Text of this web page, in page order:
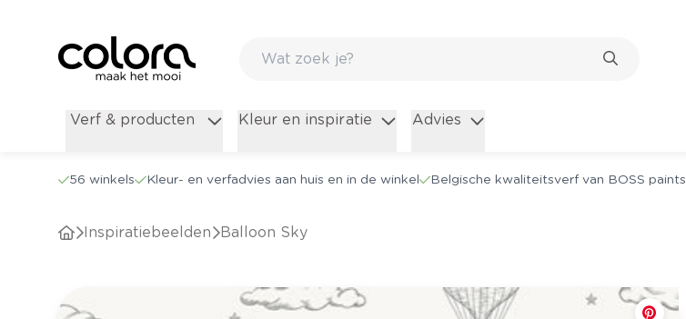
Verf & producten Kleur en inspiratie Advies
56 winkels Kleur- en verfadvies aan huis en in de winkel Belgische kwaliteitsverf van BOSS paints
Inspiratiebeelden Balloon Sky